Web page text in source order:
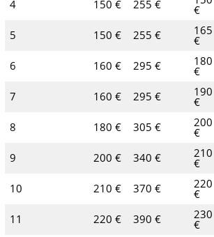
4
150 € 255 €
€
5
150 € 255 € 165
€
6
160 € 295 € 180
€
7
160 € 295 € 190
€
8
180 € 305 € 200
€
9
200 € 340 € 210
€
10
210 € 370 € 220
€
11
220 € 390 € 230
€